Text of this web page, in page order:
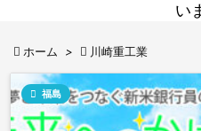
い
 ホーム >  川崎重工業
 福島